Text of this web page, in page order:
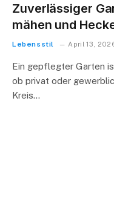
Zuverlässiger
mähen und
Lebensstil April 13,
Ein gepflegter Garten
ob privat oder
Kreis…